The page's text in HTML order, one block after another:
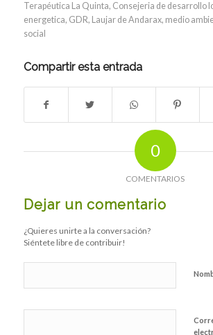
Terapéutica La Quinta, Consejeria de desarrollo
energetica, GDR, Laujar de Andarax, medio
social
Compartir esta entrada
0
COMENTARIOS
Dejar un comentario
¿Quieres unirte a la conversación?
Siéntete libre de contribuir!